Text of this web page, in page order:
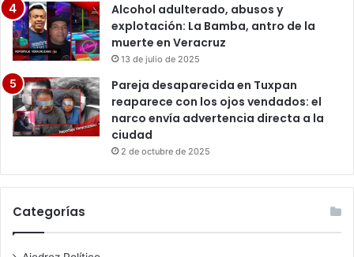
Alcohol adulterado, abusos y
explotación: La Bamba, antro de la
muerte en Veracruz
13 de julio de 2025
Pareja desaparecida en Tuxpan
reaparece con los ojos vendados: el
narco envía advertencia directa a la
ciudad
2 de octubre de 2025
Categorías